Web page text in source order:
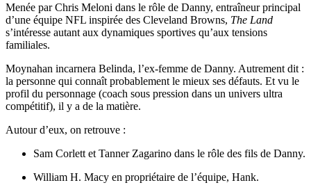
Menée parChris Meloni dans le rôle de Danny, entraîneur principal
d’une équipe NFL inspirée des Cleveland Browns, The Land
s’intéresse autant aux dynamiques sportives qu’aux tensions
familiales.
Moynahan incarnera Belinda, l’ex-femme de Danny. Autrement dit :
la personne qui connaît probablement le mieux ses défauts. Et vu le
profil du personnage (coach sous pression dans un univers ultra
compétitif), il y a de la matière.
Autour d’eux, on retrouve :
Sam Corlett et Tanner Zagarino dans le rôle des fils de Danny.
William H. Macy en propriétaire de l’équipe, Hank.